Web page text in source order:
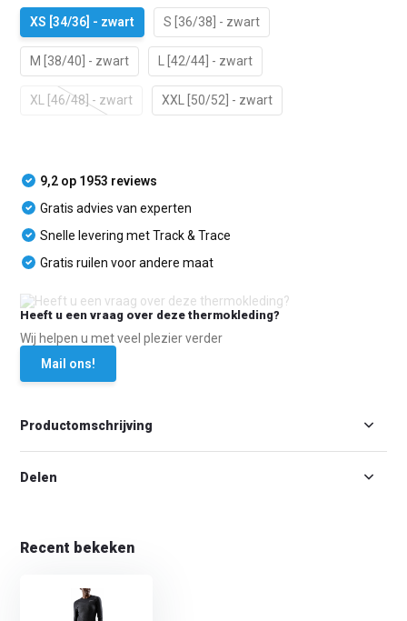
XS [34/36] - zwart S [36/38] - zwart
M [38/40] - zwart L [42/44] - zwart
XL [46/48] - zwart XXL [50/52] - zwart
9,2 op 1953 reviews
Gratis advies van experten
Snelle levering met Track & Trace
Gratis ruilen voor andere maat
Heeft u een vraag over deze thermokleding?
Wij helpen u met veel plezier verder
Mail ons!
Productomschrijving
Delen
Recent bekeken